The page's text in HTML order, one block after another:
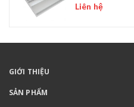
Liên hệ
GIỚI THIỆU
SẢN PHẨM